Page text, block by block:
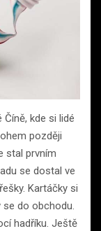
kde si lidé
později
stal prvním
se dostal ve
Kartáčky si
do obchodu.
hadříku. Ještě